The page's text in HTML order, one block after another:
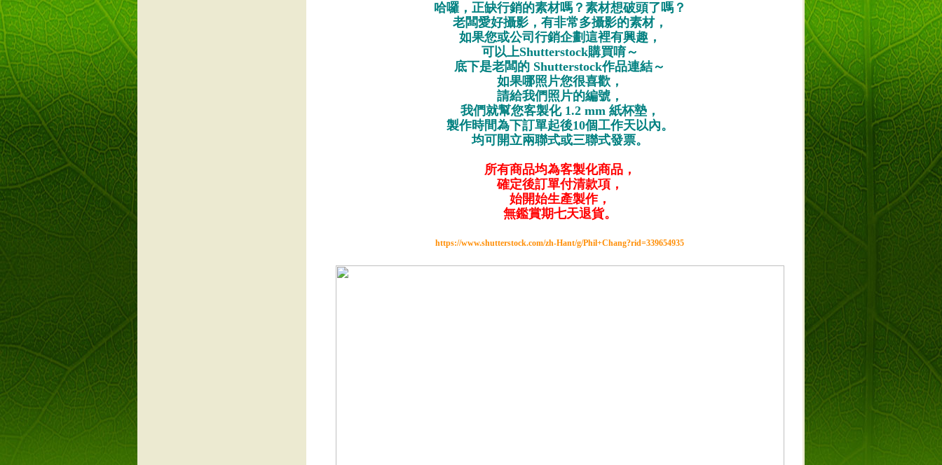
哈囉，正缺行銷的素材嗎？素材想破頭了嗎？
老闆愛好攝影，有非常多攝影的素材，
如果您或公司行銷企劃這裡有興趣，
可以上Shutterstock購買唷～
底下是老闆的 Shutterstock作品連結～
如果哪照片您很喜歡，
請給我們照片的編號，
我們就幫您客製化 1.2 mm 紙杯墊，
製作時間為下訂單起後10個工作天以內。
均可開立兩聯式或三聯式發票。
所有商品均為客製化商品，
確定後訂單付清款項，
始開始生產製作，
無鑑賞期七天退貨。
https://www.shutterstock.com/zh-Hant/g/Phil+Chang?rid=339654935